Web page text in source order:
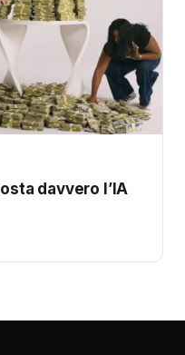
davvero l’IA